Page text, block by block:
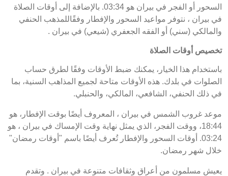
السحور أو الفجر في بيران هو 03:34. بالإضافة إلى أوقات الصلاة
في بيران ، نتوفر مواعيد السحور والإفطار وفقًاللمذهب الحنفي
والمالكي (سني) أو الفقه الجعفري (شيعي) في بيران .
تخصيص أوقات الصلاة
باستخدام هذا الخيار، يمكنك ضبط الأوقات وفقًا لطرق حساب
الصلوات في بلدك. هذه الأوقات متاحة لجميع المذاهب السنية، بما
في ذلك الحنفي، الشافعي، المالكي، والحنبلي.
موعد غروب الشمس في بيران ، المعروف أيضًا بوقت الإفطار، هو
18:44، ووقت الفجر، الذي يمثل نهاية وقت الإمساك في بيران ، هو
03:24. أوقات السحور والإفطار تُعرف أيضًا باسم "أوقات رمضان"
خلال شهر رمضان.
يعيش مسلمون من أعراق وثقافات متنوعة في بيران . وتقدم